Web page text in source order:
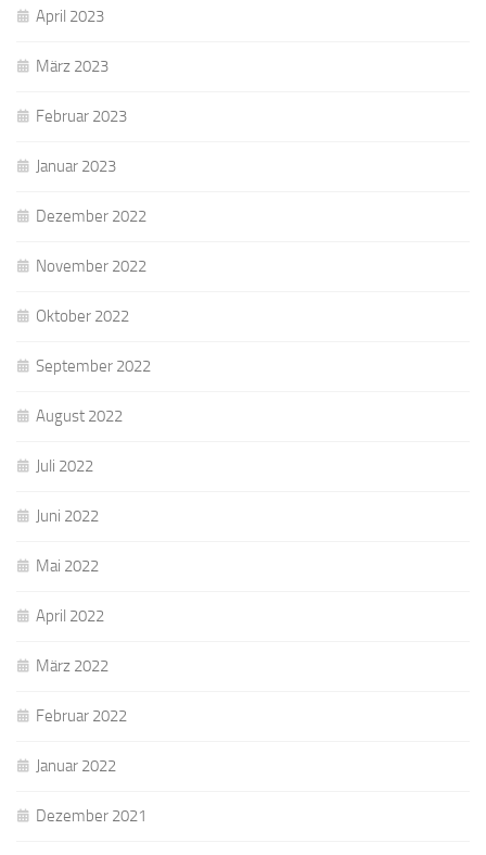
April 2023
März 2023
Februar 2023
Januar 2023
Dezember 2022
November 2022
Oktober 2022
September 2022
August 2022
Juli 2022
Juni 2022
Mai 2022
April 2022
März 2022
Februar 2022
Januar 2022
Dezember 2021